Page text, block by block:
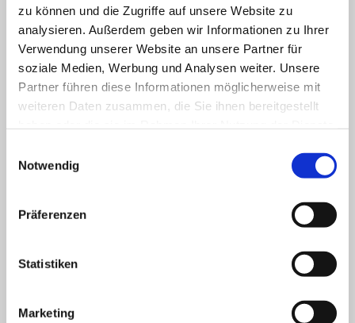
zu können und die Zugriffe auf unsere Website zu
analysieren. Außerdem geben wir Informationen zu Ihrer
Verwendung unserer Website an unsere Partner für
soziale Medien, Werbung und Analysen weiter. Unsere
Partner führen diese Informationen möglicherweise mit
weiteren Daten zusammen, die Sie ihnen bereitgestellt
Notwendig
Präferenzen
Statistiken
Marketing
Einparkhilfe vorne und hinten - PDC -
Umfeldbeobachtungssystem "Front Assist"
Spurhalteassistent
Spurwechselassistent
Stauassistent
Parklenkassistent
Verkehrszeichenerkennung
Elektrische Heckklappe mit virtuellem Pedal
beheizbares Lenkrad
LED Rückleuchten